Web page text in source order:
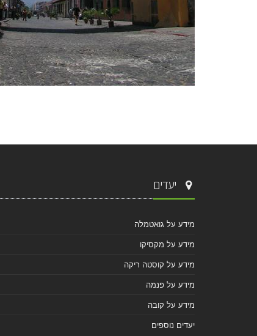
יעדים
מידע על גואטמלה
מידע על מקסיקו
מידע על קוסטה ריקה
מידע על פנמה
מידע על קובה
יעדים נוספים